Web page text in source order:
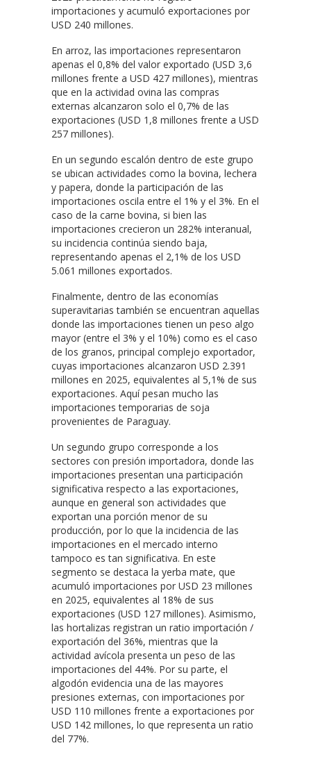
importaciones y acumuló exportaciones por
USD 240 millones.
En arroz, las importaciones representaron
apenas el 0,8% del valor exportado (USD 3,6
millones frente a USD 427 millones), mientras
que en la actividad ovina las compras
externas alcanzaron solo el 0,7% de las
exportaciones (USD 1,8 millones frente a USD
257 millones).
En un segundo escalón dentro de este grupo
se ubican actividades como la bovina, lechera
y papera, donde la participación de las
importaciones oscila entre el 1% y el 3%. En el
caso de la carne bovina, si bien las
importaciones crecieron un 282% interanual,
su incidencia continúa siendo baja,
representando apenas el 2,1% de los USD
5.061 millones exportados.
Finalmente, dentro de las economías
superavitarias también se encuentran aquellas
donde las importaciones tienen un peso algo
mayor (entre el 3% y el 10%) como es el caso
de los granos, principal complejo exportador,
cuyas importaciones alcanzaron USD 2.391
millones en 2025, equivalentes al 5,1% de sus
exportaciones. Aquí pesan mucho las
importaciones temporarias de soja
provenientes de Paraguay.
Un segundo grupo corresponde a los
sectores con presión importadora, donde las
importaciones presentan una participación
significativa respecto a las exportaciones,
aunque en general son actividades que
exportan una porción menor de su
producción, por lo que la incidencia de las
importaciones en el mercado interno
tampoco es tan significativa. En este
segmento se destaca la yerba mate, que
acumuló importaciones por USD 23 millones
en 2025, equivalentes al 18% de sus
exportaciones (USD 127 millones). Asimismo,
las hortalizas registran un ratio importación /
exportación del 36%, mientras que la
actividad avícola presenta un peso de las
importaciones del 44%. Por su parte, el
algodón evidencia una de las mayores
presiones externas, con importaciones por
USD 110 millones frente a exportaciones por
USD 142 millones, lo que representa un ratio
del 77%.